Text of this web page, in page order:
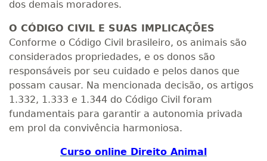
dos demais moradores.
O CÓDIGO CIVIL E SUAS IMPLICAÇÕES
Conforme o Código Civil brasileiro, os animais são
considerados propriedades, e os donos são
responsáveis por seu cuidado e pelos danos que
possam causar. Na mencionada decisão, os artigos
1.332, 1.333 e 1.344 do Código Civil foram
fundamentais para garantir a autonomia privada
em prol da convivência harmoniosa.
Curso online Direito Animal